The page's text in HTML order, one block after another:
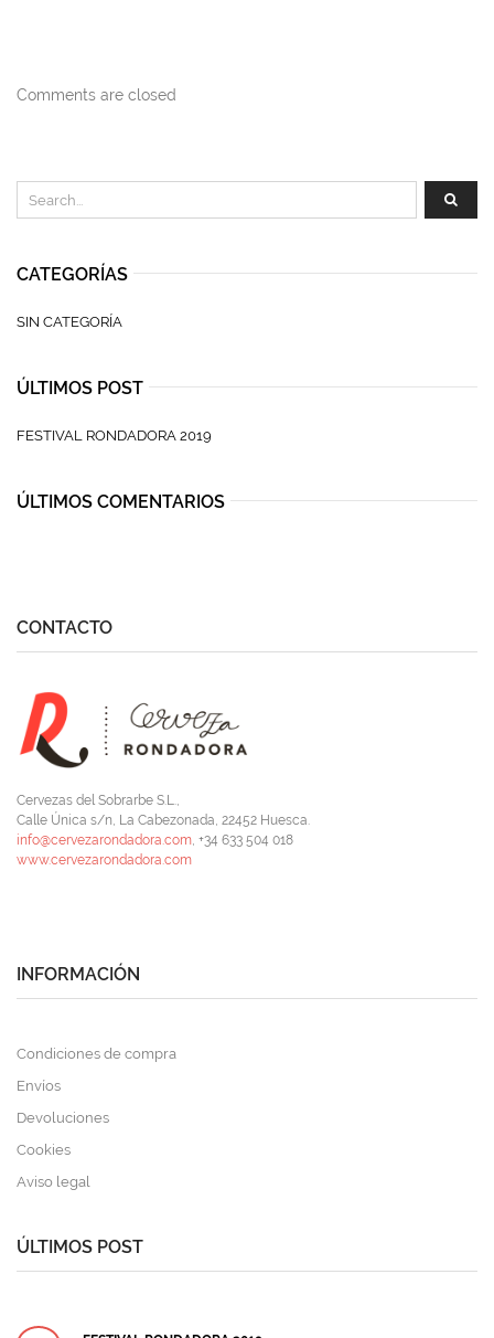
Comments are closed
CATEGORÍAS
SIN CATEGORÍA
ÚLTIMOS POST
FESTIVAL RONDADORA 2019
ÚLTIMOS COMENTARIOS
CONTACTO
Cervezas del Sobrarbe S.L.,
Calle Única s/n, La Cabezonada, 22452 Huesca.
info@cervezarondadora.com, +34 633 504 018
www.cervezarondadora.com
INFORMACIÓN
Condiciones de compra
Envíos
Devoluciones
Cookies
Aviso legal
ÚLTIMOS POST